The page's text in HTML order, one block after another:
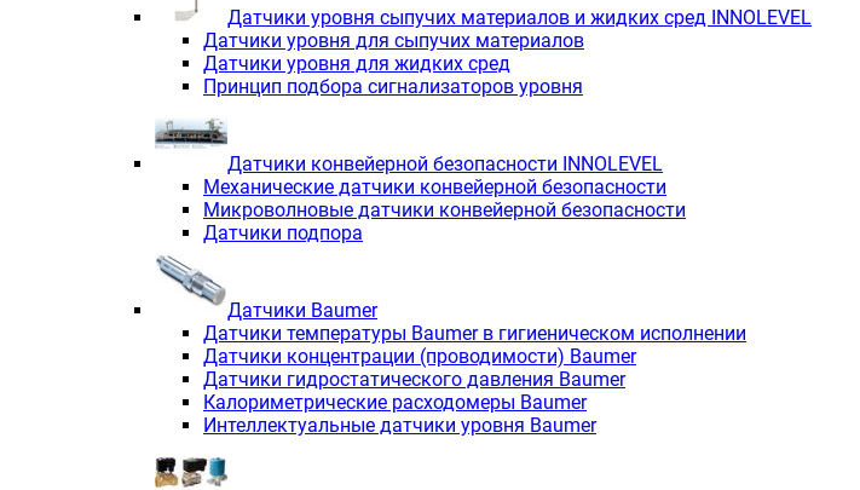
Датчики уровня сыпучих материалов и жидких сред INNOLEVEL
Датчики уровня для сыпучих материалов
Датчики уровня для жидких сред
Принцип подбора сигнализаторов уровня
Датчики конвейерной безопасности INNOLEVEL
Механические датчики конвейерной безопасности
Микроволновые датчики конвейерной безопасности
Датчики подпора
Датчики Baumer
Датчики температуры Baumer в гигиеническом исполнении
Датчики концентрации (проводимости) Baumer
Датчики гидростатического давления Baumer
Калориметрические расходомеры Baumer
Интеллектуальные датчики уровня Baumer